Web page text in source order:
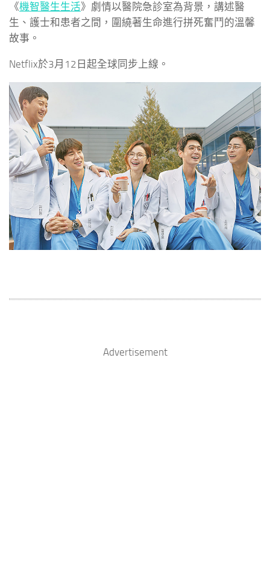
《機智醫生生活》劇情以醫院急診室為背景，講述醫
生、護士和患者之間，圍繞著生命進行拼死奮鬥的溫馨
故事。
Netflix於3月12日起全球同步上線。
Advertisement